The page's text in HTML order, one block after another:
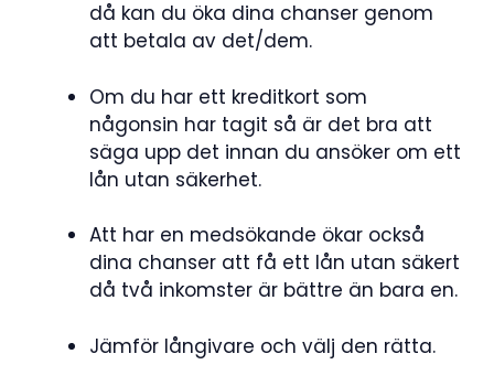
då kan du öka dina chanser genom
att betala av det/dem.
Om du har ett kreditkort som
någonsin har tagit så är det bra att
säga upp det innan du ansöker om ett
lån utan säkerhet.
Att har en medsökande ökar också
dina chanser att få ett lån utan säkert
då två inkomster är bättre än bara en.
Jämför långivare och välj den rätta.